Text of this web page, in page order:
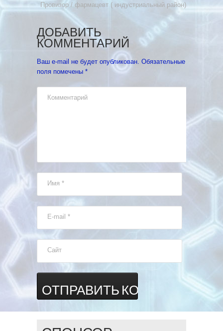
Провизор / фармацевт ( индустриальный район)
ДОБАВИТЬ
КОММЕНТАРИЙ
Ваш e-mail не будет опубликован. Обязательные
поля помечены *
Комментарий
Имя *
E-mail *
Сайт